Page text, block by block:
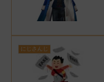
にじさんじ